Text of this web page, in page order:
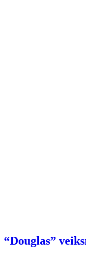
“Douglas”